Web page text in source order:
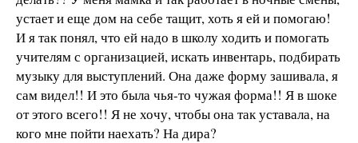
устает и еще дом на себе тащит, хоть я ей и помогаю!
И я так понял, что ей надо в школу ходить и помогать
учителям с организацией, искать инвентарь, подбирать
музыку для выступлений. Она даже форму зашивала, я
сам видел!! И это была чья-то чужая форма!! Я в шоке
от этого всего!! Я не хочу, чтобы она так уставала, на
кого мне пойти наехать? На дира?